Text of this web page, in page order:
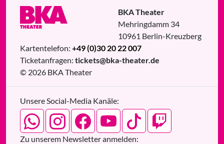
BKA Theater
Mehringdamm 34
10961 Berlin-Kreuzberg
Kartentelefon: +49 (0)30 20 22 007
Ticketanfragen: tickets@bka-theater.de
© 2026 BKA Theater
Unsere Social-Media Kanäle:
Zu unserem Newsletter anmelden: